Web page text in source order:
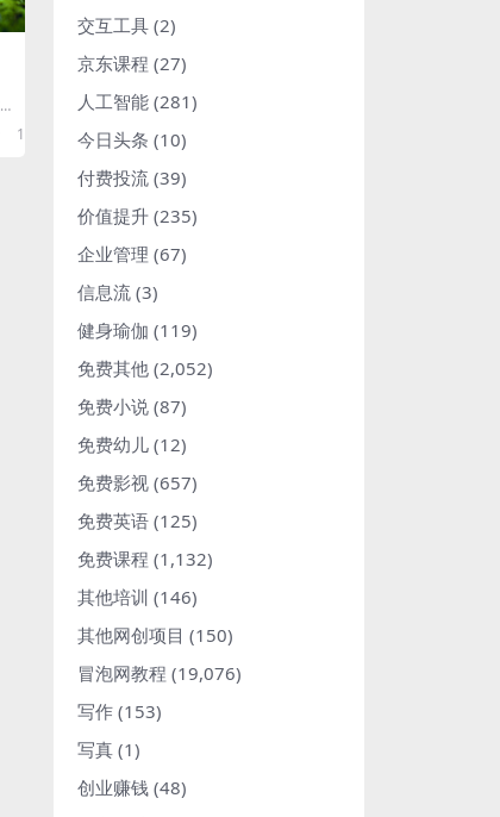
10
交互工具 (2)
京东课程 (27)
人工智能 (281)
今日头条 (10)
付费投流 (39)
价值提升 (235)
企业管理 (67)
信息流 (3)
健身瑜伽 (119)
免费其他 (2,052)
免费小说 (87)
免费幼儿 (12)
免费影视 (657)
免费英语 (125)
免费课程 (1,132)
其他培训 (146)
其他网创项目 (150)
冒泡网教程 (19,076)
写作 (153)
写真 (1)
创业赚钱 (48)